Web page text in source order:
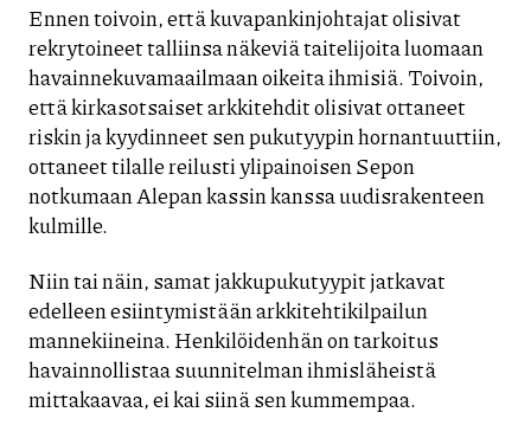
Ennen toivoin, että kuvapankinjohtajat olisivat
rekrytoineet talliinsa näkeviä taitelijoita luomaan
havainnekuvamaailmaan oikeita ihmisiä. Toivoin,
että kirkasotsaiset arkkitehdit olisivat ottaneet
riskin ja kyydinneet sen pukutyypin hornantuuttiin,
ottaneet tilalle reilusti ylipainoisen Sepon
notkumaan Alepan kassin kanssa uudisrakenteen
kulmille.
Niin tai näin, samat jakkupukutyypit jatkavat
edelleen esiintymistään arkkitehtikilpailun
mannekiineina. Henkilöidenhän on tarkoitus
havainnollistaa suunnitelman ihmisläheistä
mittakaavaa, ei kai siinä sen kummempaa.